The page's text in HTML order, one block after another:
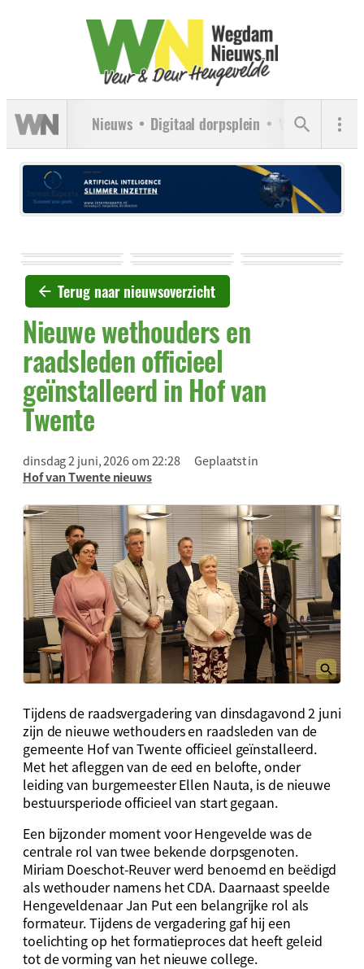
Nieuws Digitaal dorpsplein Verenigingen
Terug naar nieuwsoverzicht
Nieuwe wethouders en
raadsleden officieel
geïnstalleerd in Hof van
Twente
dinsdag 2 juni, 2026 om 22:28
Geplaatst in
Hof van Twente nieuws
Tijdens de raadsvergadering van dinsdagavond 2 juni
zijn de nieuwe wethouders en raadsleden van de
gemeente Hof van Twente officieel geïnstalleerd.
Met het afleggen van de eed en belofte, onder
leiding van burgemeester Ellen Nauta, is de nieuwe
bestuursperiode officieel van start gegaan.
Een bijzonder moment voor Hengevelde was de
centrale rol van twee bekende dorpsgenoten.
Miriam Doeschot-Reuver werd benoemd en beëdigd
als wethouder namens het CDA. Daarnaast speelde
Hengeveldenaar Jan Put een belangrijke rol als
formateur. Tijdens de vergadering gaf hij een
toelichting op het formatieproces dat heeft geleid
tot de vorming van het nieuwe college.